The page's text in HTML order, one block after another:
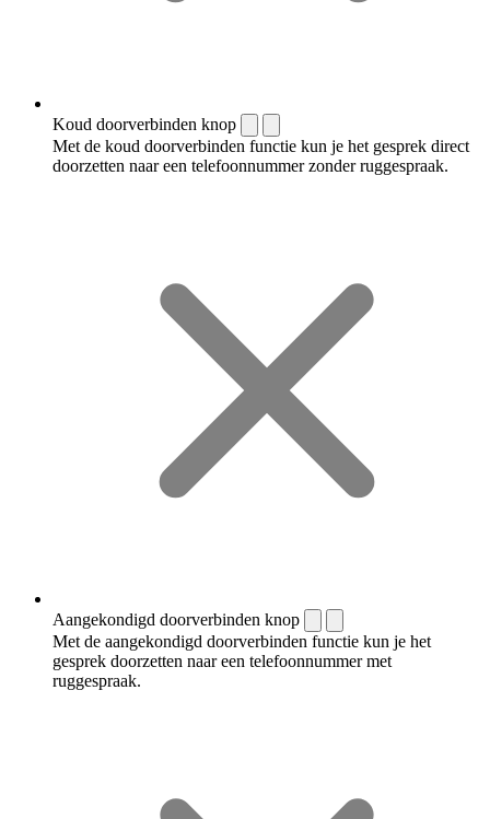
Koud doorverbinden knop
Met de koud doorverbinden functie kun je het gesprek direct
doorzetten naar een telefoonnummer zonder ruggespraak.
Aangekondigd doorverbinden knop
Met de aangekondigd doorverbinden functie kun je het
gesprek doorzetten naar een telefoonnummer met
ruggespraak.